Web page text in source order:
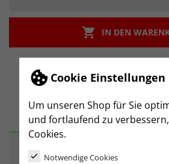
Cookie Einstellungen
Um unseren Shop für Sie
und fortlaufend zu
Cookies.
Notwendige Cookies
 IN DEN
ARTIKELDETAILS